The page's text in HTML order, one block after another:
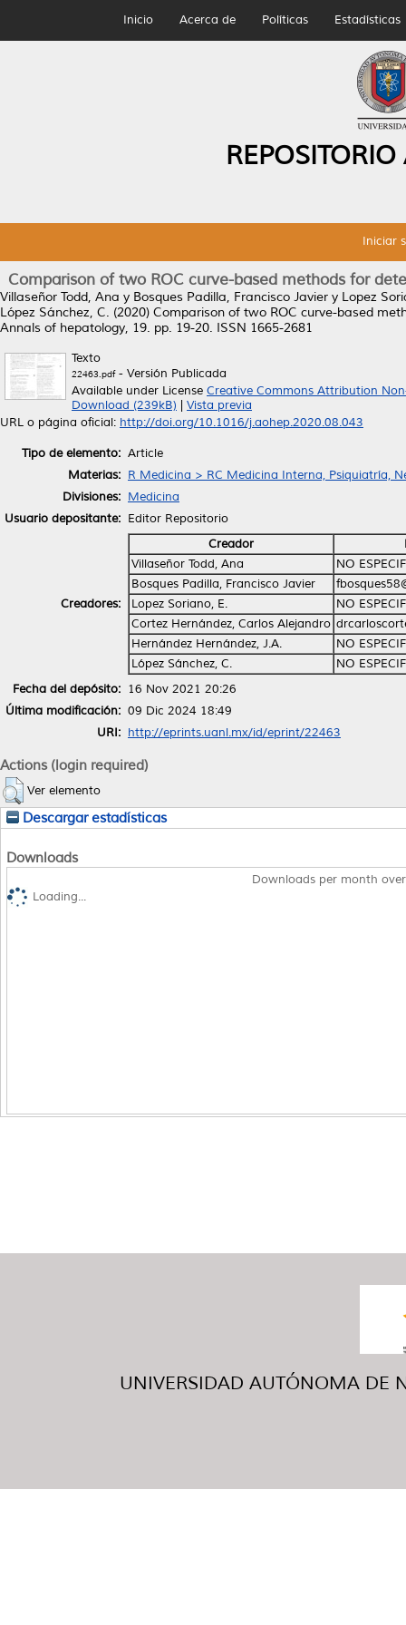
Inicio Acerca de Políticas Estadísticas
Iniciar
Comparison of two ROC curve-based methods for
Villaseñor Todd, Ana y Bosques Padilla, Francisco Javier y Lopez
López Sánchez, C. (2020) Comparison of two ROC curve-based
Annals of hepatology, 19. pp. 19-20. ISSN 1665-2681
Texto
22463.pdf- Versión Publicada
Available under License Creative Commons Attribution
Download (239kB)
Vista previa
URL o página oficial: http://doi.org/10.1016/j.aohep.2020.08.043
Tipo de elemento: Article
Materias: R Medicina > RC Medicina Interna, Psiquiatría,
Divisiones: Medicina
Usuario depositante: Editor Repositorio
Creadores:
Creador
Villaseñor Todd, Ana
NO
Bosques Padilla, Francisco Javier
Lopez Soriano, E.
NO
Cortez Hernández, Carlos Alejandro
Hernández Hernández, J.A.
NO
López Sánchez, C.
NO
Fecha del depósito: 16 Nov 2021 20:26
Última modificación: 09 Dic 2024 18:49
URI: http://eprints.uanl.mx/id/eprint/22463
Actions (login required)
Ver elemento
Descargar estadísticas
Downloads
Downloads per month
Loading...
UNIVERSIDAD AUTÓNOMA DE